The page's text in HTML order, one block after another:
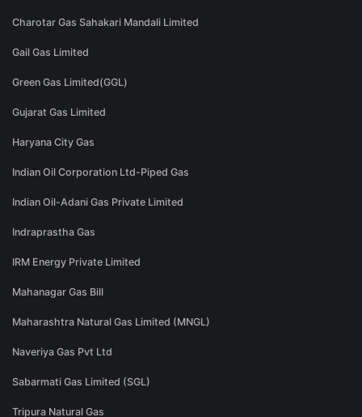
Charotar Gas Sahakari Mandali Limited
Gail Gas Limited
Green Gas Limited(GGL)
Gujarat Gas Limited
Haryana City Gas
Indian Oil Corporation Ltd-Piped Gas
Indian Oil-Adani Gas Private Limited
Indraprastha Gas
IRM Energy Private Limited
Mahanagar Gas Bill
Maharashtra Natural Gas Limited (MNGL)
Naveriya Gas Pvt Ltd
Sabarmati Gas Limited (SGL)
Tripura Natural Gas